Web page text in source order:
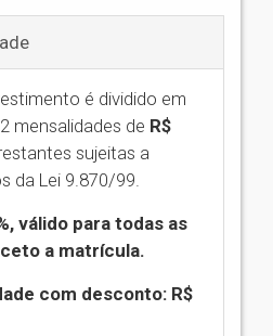
é dividido em
mensalidades de R$
sujeitas a
da Lei 9.870/99.
válido para todas as
a matrícula.
com desconto: R$